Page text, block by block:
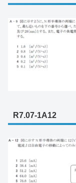
R7.07-1A12